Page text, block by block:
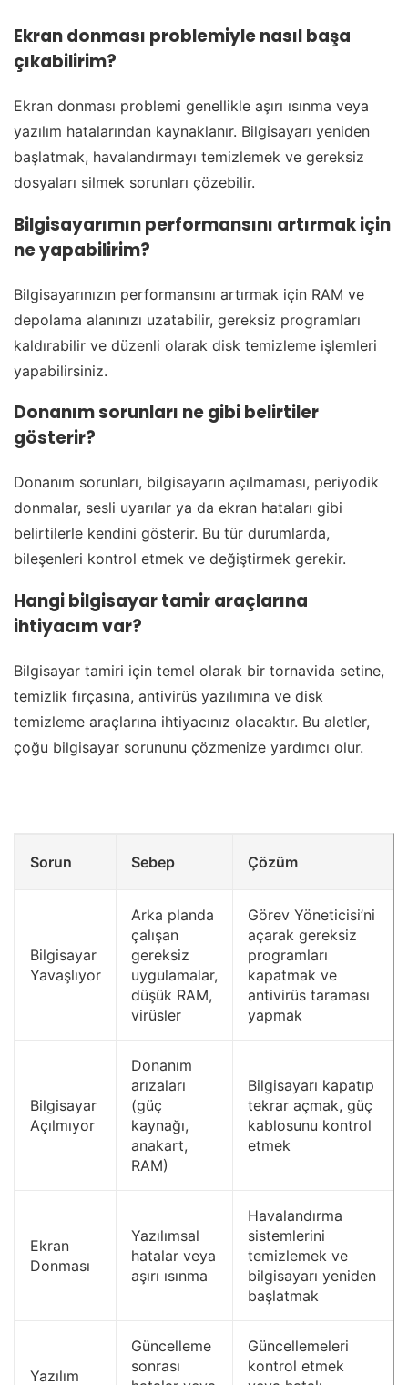
Ekran donması problemiyle nasıl başa
çıkabilirim?
Ekran donması problemi genellikle aşırı ısınma veya
yazılım hatalarından kaynaklanır. Bilgisayarı yeniden
başlatmak, havalandırmayı temizlemek ve gereksiz
dosyaları silmek sorunları çözebilir.
Bilgisayarımın performansını artırmak için
ne yapabilirim?
Bilgisayarınızın performansını artırmak için RAM ve
depolama alanınızı uzatabilir, gereksiz programları
kaldırabilir ve düzenli olarak disk temizleme işlemleri
yapabilirsiniz.
Donanım sorunları ne gibi belirtiler
gösterir?
Donanım sorunları, bilgisayarın açılmaması, periyodik
donmalar, sesli uyarılar ya da ekran hataları gibi
belirtilerle kendini gösterir. Bu tür durumlarda,
bileşenleri kontrol etmek ve değiştirmek gerekir.
Hangi bilgisayar tamir araçlarına
ihtiyacım var?
Bilgisayar tamiri için temel olarak bir tornavida setine,
temizlik fırçasına, antivirüs yazılımına ve disk
temizleme araçlarına ihtiyacınız olacaktır. Bu aletler,
çoğu bilgisayar sorununu çözmenize yardımcı olur.
Sorun Sebep Çözüm
Bilgisayar
Yavaşlıyor
Arka planda
çalışan
gereksiz
uygulamalar,
düşük RAM,
virüsler
Görev Yöneticisi’ni
açarak gereksiz
programları
kapatmak ve
antivirüs taraması
yapmak
Bilgisayar
Açılmıyor
Donanım
arızaları
(güç
kaynağı,
anakart,
RAM)
Bilgisayarı kapatıp
tekrar açmak, güç
kablosunu kontrol
etmek
Ekran
Donması
Yazılımsal
hatalar veya
aşırı ısınma
Havalandırma
sistemlerini
temizlemek ve
bilgisayarı yeniden
başlatmak
Yazılım
Güncelleme
sonrası
Güncellemeleri
kontrol etmek